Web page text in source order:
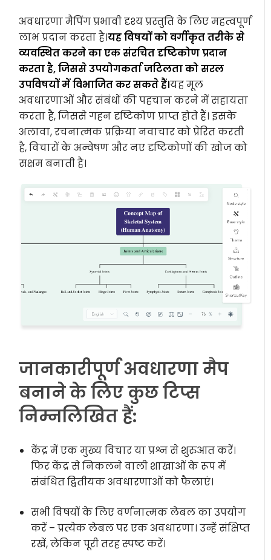
अवधारणा मैपिंग प्रभावी दृश्य प्रस्तुति के लिए महत्वपूर्ण
लाभ प्रदान करता है।यह विषयों को वर्गीकृत तरीके से
व्यवस्थित करने का एक संरचित दृष्टिकोण प्रदान
करता है, जिससे उपयोगकर्ता जटिलता को सरल
उपविषयों में विभाजित कर सकते हैं।यह मूल
अवधारणाओं और संबंधों की पहचान करने में सहायता
करता है, जिससे गहन दृष्टिकोण प्राप्त होते हैं। इसके
अलावा, रचनात्मक प्रक्रिया नवाचार को प्रेरित करती
है, विचारों के अन्वेषण और नए दृष्टिकोणों की खोज को
सक्षम बनाती है।
जानकारीपूर्ण अवधारणा मैप
बनाने के लिए कुछ टिप्स
निम्नलिखित हैं:
केंद्र में एक मुख्य विचार या प्रश्न से शुरुआत करें।
फिर केंद्र से निकलने वाली शाखाओं के रूप में
संबंधित द्वितीयक अवधारणाओं को फैलाएं।
सभी विषयों के लिए वर्णनात्मक लेबल का उपयोग
करें – प्रत्येक लेबल पर एक अवधारणा। उन्हें संक्षिप्त
रखें, लेकिन पूरी तरह स्पष्ट करें।